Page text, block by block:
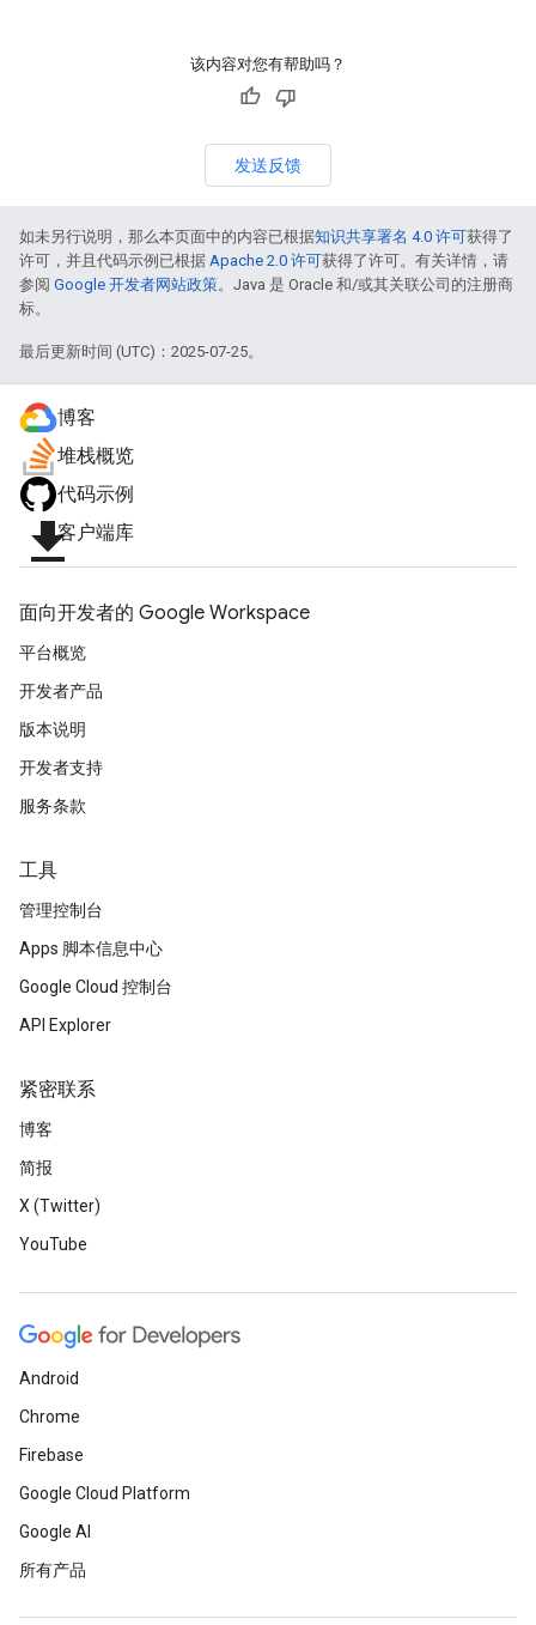
该内容对您有帮助吗？
发送反馈
如未另行说明，那么本页面中的内容已根据知识共享署名 4.0 许可获得了
许可，并且代码示例已根据 Apache 2.0 许可获得了许可。有关详情，请
参阅 Google 开发者网站政策。Java 是 Oracle 和/或其关联公司的注册商
标。
最后更新时间 (UTC)：2025-07-25。
博客
堆栈概览
代码示例
file_download客户端库
面向开发者的 Google Workspace
平台概览
开发者产品
版本说明
开发者支持
服务条款
工具
管理控制台
Apps 脚本信息中心
Google Cloud 控制台
API Explorer
紧密联系
博客
简报
X (Twitter)
YouTube
Android
Chrome
Firebase
Google Cloud Platform
Google AI
所有产品